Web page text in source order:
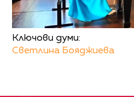
Ключови думи:
Светлина Бояджиева